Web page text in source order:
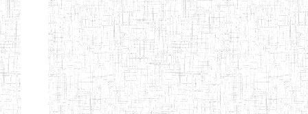
AIME-CESAIRE
ENIEG
SIANTOU
03/06/2014 ENIEG Privé
ENIEG LA
26/05/2014 ENIEG Privé